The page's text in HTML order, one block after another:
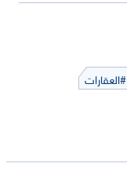
#العقارات